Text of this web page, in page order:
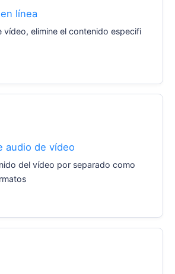
línea
vídeo, elimine el contenido especifi
audio de vídeo
del vídeo por separado como